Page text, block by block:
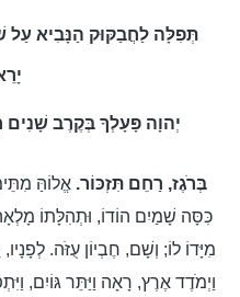
תְּפִלָּה לַחֲבַקּוּק הַנָּבִיא עַל
יְהוָה פָּעָלְךָ בְּקֶרֶב שָׁנִים
בְּרֹגֶז, רַחֵם תִּזְכּוֹר. אֱלוֹהַּ
כִּסָּה שָׁמַיִם הוֹדוֹ, וּתְהִלָּתוֹ
מִיָּדוֹ לוֹ; וְשָׁם, חֶבְיוֹן עֻזֹּה.
וַיְמֹדֶד אֶרֶץ, רָאָה וַיַּתֵּר גּוֹיִם,